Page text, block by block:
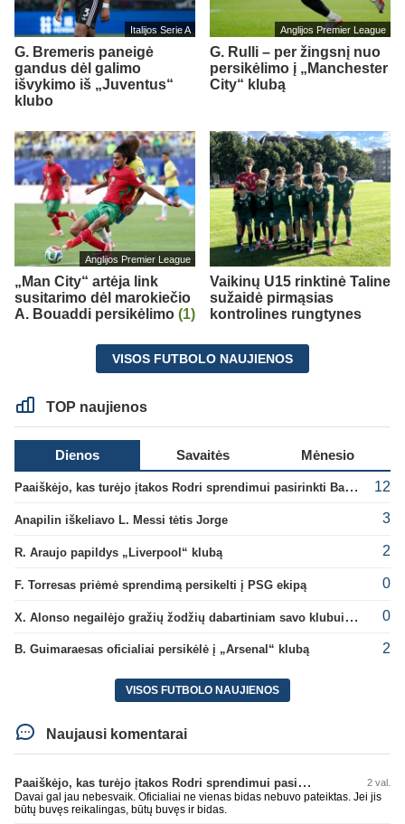
Italijos Serie A
G. Bremeris paneigė
gandus dėl galimo
išvykimo iš „Juventus“
klubo
Anglijos Premier League
G. Rulli – per žingsnį nuo
persikėlimo į „Manchester
City“ klubą
Anglijos Premier League
„Man City“ artėja link
susitarimo dėl marokiečio
A. Bouaddi persikėlimo (1)
Vaikinų U15 rinktinė Taline
sužaidė pirmąsias
kontrolines rungtynes
VISOS FUTBOLO NAUJIENOS
TOP naujienos
Dienos Savaitės Mėnesio
Paaiškėjo, kas turėjo įtakos Rodri sprendimui pasirinkti Barselonos pusę 12
Anapilin iškeliavo L. Messi tėtis Jorge 3
R. Araujo papildys „Liverpool“ klubą 2
F. Torresas priėmė sprendimą persikelti į PSG ekipą 0
X. Alonso negailėjo gražių žodžių dabartiniam savo klubui „Chelsea“ 0
B. Guimaraesas oficialiai persikėlė į „Arsenal“ klubą 2
VISOS FUTBOLO NAUJIENOS
Naujausi komentarai
Paaiškėjo, kas turėjo įtakos Rodri sprendimui pasirinkti Barselonos pusę 2 val.
Davai gal jau nebesvaik. Oficialiai ne vienas bidas nebuvo pateiktas. Jei jis
būtų buvęs reikalingas, būtų buvęs ir bidas.